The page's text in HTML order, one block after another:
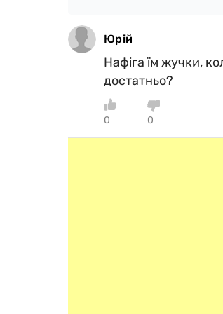
Юрій
Нафіга їм жучки,
достатньо?
0 0